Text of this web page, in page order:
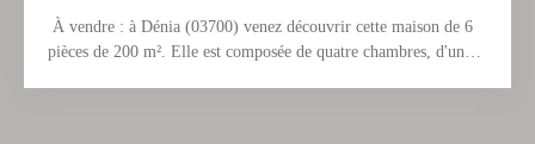
À vendre : à Dénia (03700) venez découvrir cette maison de 6
pièces de 200 m². Elle est composée de quatre chambres, d'une